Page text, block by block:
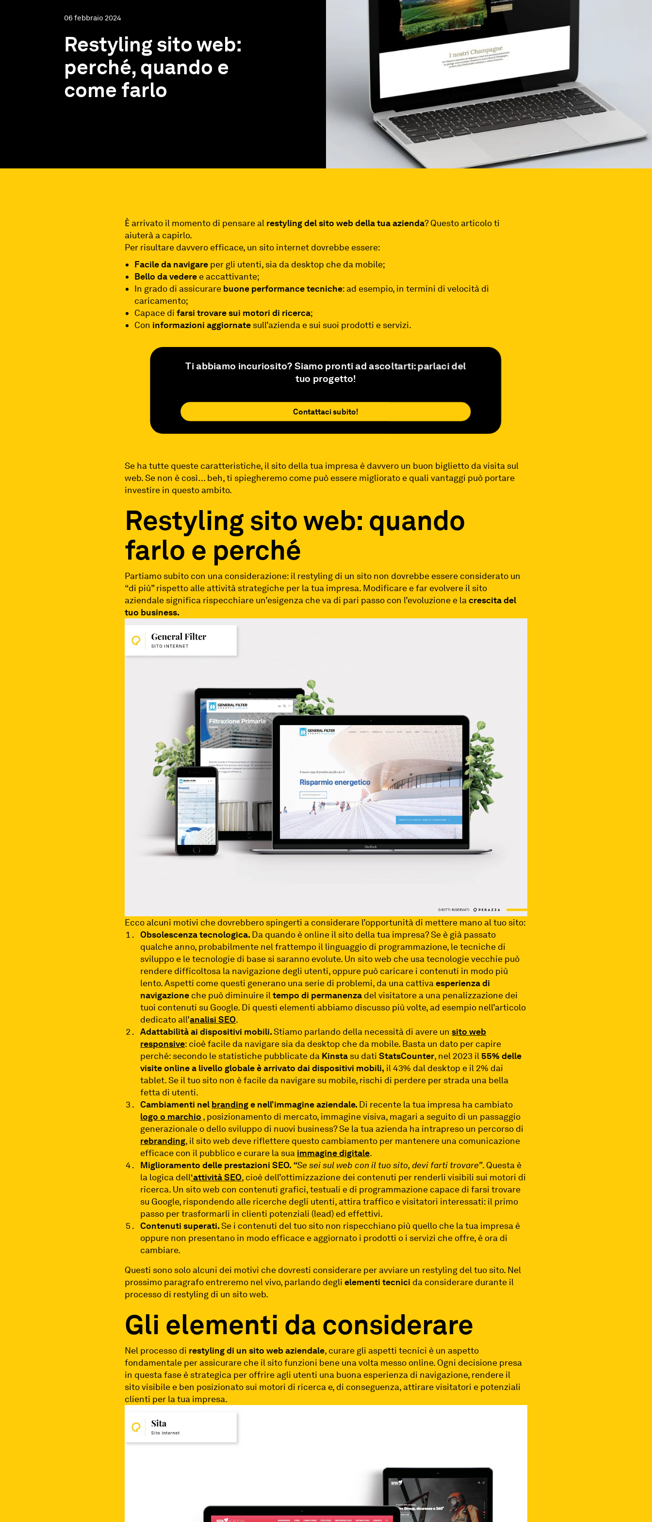
06 febbraio 2024
Restyling sito web:
perché, quando e
come farlo
Ѐ arrivato il momento di pensare al restyling del sito web della tua azienda? Questo articolo ti
aiuterà a capirlo.
Per risultare davvero efficace, un sito internet dovrebbe essere:
Facile da navigareper gli utenti, sia da desktop che da mobile;
Bello da vederee accattivante;
In grado di assicurare buone performance tecniche: ad esempio, in termini di velocità di
caricamento;
Capace di farsi trovare sui motori di ricerca;
Con informazioni aggiornatesull’azienda e sui suoi prodotti e servizi.
Ti abbiamo incuriosito? Siamo pronti ad ascoltarti: parlaci del
tuo progetto!
Contattaci subito!
Se ha tutte queste caratteristiche, il sito della tua impresa è davvero un buon biglietto da visita sul
web. Se non è così… beh, ti spiegheremo come può essere migliorato e quali vantaggi può portare
investire in questo ambito.
Restyling sito web: quando
farlo e perché
Partiamo subito con una considerazione: il restyling di un sito non dovrebbe essere considerato un
“di più” rispetto alle attività strategiche per la tua impresa. Modificare e far evolvere il sito
aziendale significa rispecchiare un’esigenza che va di pari passo con l’evoluzione e lacrescita del
tuo business.
Ecco alcuni motivi che dovrebbero spingerti a considerare l’opportunità di mettere mano al tuo sito:
Obsolescenza tecnologica. Da quando è online il sito della tua impresa? Se è già passato
qualche anno, probabilmente nel frattempo il linguaggio di programmazione, le tecniche di
sviluppo e le tecnologie di base si saranno evolute. Un sito web che usa tecnologie vecchie può
rendere difficoltosa la navigazione degli utenti, oppure può caricare i contenuti in modo più
lento. Aspetti come questi generano una serie di problemi, da una cattivaesperienza di
navigazione che può diminuire iltempo di permanenza del visitatore a una penalizzazione dei
tuoi contenuti su Google. Di questi elementi abbiamo discusso più volte, ad esempio nell’articolo
dedicato all’analisi SEO.
Adattabilità ai dispositivi mobili.Stiamo parlando della necessità di avere unsito web
responsive: cioè facile da navigare sia da desktop che da mobile. Basta un dato per capire
perché: secondo le statistiche pubblicate da Kinsta su datiStatsCounter, nel 2023 il55% delle
visite online a livello globale è arrivato dai dispositivi mobili, il 43% dal desktop e il 2% dai
tablet. Se il tuo sito non è facile da navigare su mobile, rischi di perdere per strada una bella
fetta di utenti.
Cambiamenti nel brandinge nell’immagine aziendale. Di recente la tua impresa ha cambiato
logo o marchio , posizionamento di mercato, immagine visiva, magari a seguito di un passaggio
generazionale o dello sviluppo di nuovi business? Se la tua azienda ha intrapreso un percorso di
rebranding, il sito web deve riflettere questo cambiamento per mantenere una comunicazione
efficace con il pubblico e curare la sua immagine digitale.
Miglioramento delle prestazioni SEO. “Se sei sul web con il tuo sito, devi farti trovare”. Questa è
la logica dell‘attività SEO, cioè dell’ottimizzazione dei contenuti per renderli visibili sui motori di
ricerca. Un sito web con contenuti grafici, testuali e di programmazione capace di farsi trovare
su Google, rispondendo alle ricerche degli utenti, attira traffico e visitatori interessati: il primo
passo per trasformarli in clienti potenziali (lead) ed effettivi.
Contenuti superati.Se i contenuti del tuo sito non rispecchiano più quello che la tua impresa è
oppure non presentano in modo efficace e aggiornato i prodotti o i servizi che offre, è ora di
cambiare.
Questi sono solo alcuni dei motivi che dovresti considerare per avviare un restyling del tuo sito. Nel
prossimo paragrafo entreremo nel vivo, parlando degli elementi tecnici da considerare durante il
processo di restyling di un sito web.
Gli elementi da considerare
Nel processo di restyling di un sito web aziendale, curare gli aspetti tecnici è un aspetto
fondamentale per assicurare che il sito funzioni bene una volta messo online. Ogni decisione presa
in questa fase è strategica per offrire agli utenti una buona esperienza di navigazione, rendere il
sito visibile e ben posizionato sui motori di ricerca e, di conseguenza, attirare visitatori e potenziali
clienti per la tua impresa.